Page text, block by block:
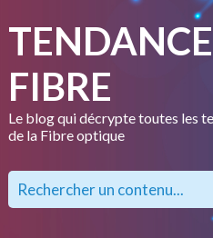
FIBRE
Le blog qui décrypte toutes les
de la Fibre optique